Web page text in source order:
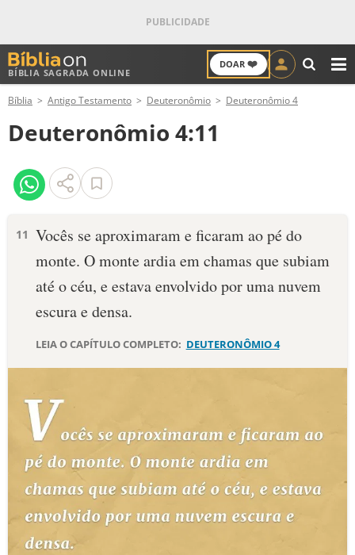
BÍBLIA SAGRADA ONLINE
DOAR ❤️
ANTIGO TESTAMENTO
NOVO TESTAMENTO
VERSÍCULOS
PALAVRA DO DIA
SALMO DO DIA
DEVOCIONAL DIÁRIO
ESTUDOS BÍBLICOS
ESBOÇOS DE PREGAÇÃO
PERGUNTE À BÍBLIA
Bíblia Antigo Testamento Deuteronômio Deuteronômio 4
Deuteronômio 4:11
11 Vocês se aproximaram e ficaram ao pé do
monte. O monte ardia em chamas que subiam
até o céu, e estava envolvido por uma nuvem
escura e densa.
LEIA O CAPÍTULO COMPLETO: DEUTERONÔMIO 4